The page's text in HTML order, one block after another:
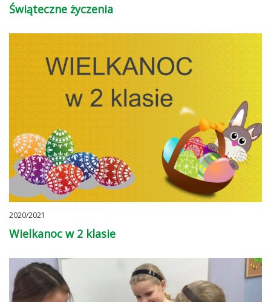
Świąteczne życzenia
2020/2021
Wielkanoc w 2 klasie